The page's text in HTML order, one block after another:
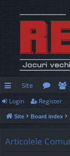
ui
ck
Site
or
u
e
m
Login Register
Site Board index
Articolele